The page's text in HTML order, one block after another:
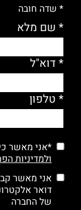
* שדה חובה
* שם מלא
* דוא"ל
* טלפון
*אני מאשר
ולמדיניות
אני מאשר
דואר
של החברה